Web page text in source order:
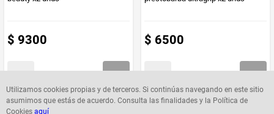
Utilizamos cookies propias y de terceros. Si continúas navegando en este sitio
asumimos que estás de acuerdo. Consulta las finalidades y la Política de
Cookies aquí
$ 9300 $ 6500